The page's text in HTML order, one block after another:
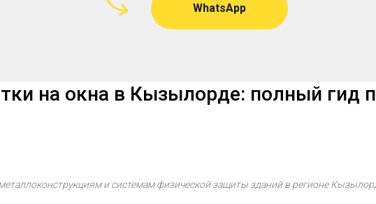
WhatsApp
на окна в Кызылорде: полный гид
и системам физической защиты зданий в регионе